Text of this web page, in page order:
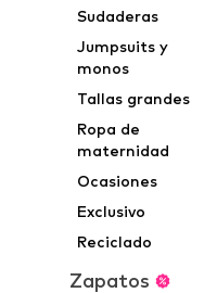
Sudaderas
Jumpsuits y
monos
Tallas grandes
Ropa de
maternidad
Ocasiones
Exclusivo
Reciclado
Zapatos